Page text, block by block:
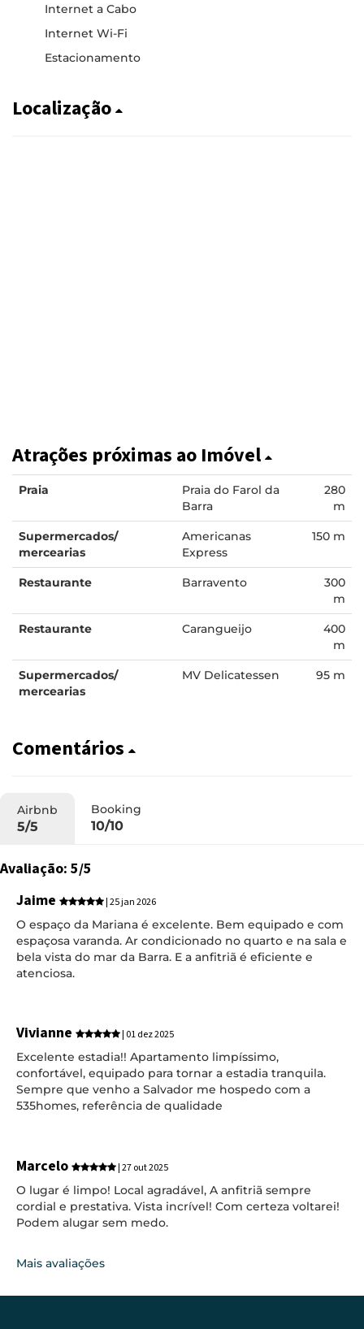
Internet a Cabo
Internet Wi-Fi
Estacionamento
Localização
Atrações próximas ao Imóvel
Praia
Praia do Farol da
Barra
280
m
Supermercados/
mercearias
Americanas
Express
150 m
Restaurante Barravento
300
m
Restaurante Carangueijo
400
m
Supermercados/
mercearias
MV Delicatessen 95 m
Comentários
Airbnb
5/5
Booking
10/10
Avaliação: 5/5
Jaime
| 25 jan 2026
O espaço da Mariana é excelente. Bem equipado e com
espaçosa varanda. Ar condicionado no quarto e na sala e
bela vista do mar da Barra. E a anfitriã é eficiente e
atenciosa.
Vivianne | 01 dez 2025
Excelente estadia!! Apartamento limpíssimo,
confortável, equipado para tornar a estadia tranquila.
Sempre que venho a Salvador me hospedo com a
535homes, referência de qualidade
Marcelo | 27 out 2025
O lugar é limpo! Local agradável, A anfitriã sempre
cordial e prestativa. Vista incrível! Com certeza voltarei!
Podem alugar sem medo.
Mais avaliações